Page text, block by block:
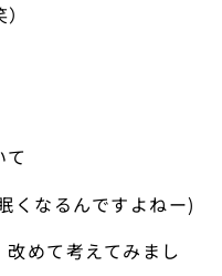
くなるんですよねー)
めて考えてみまし